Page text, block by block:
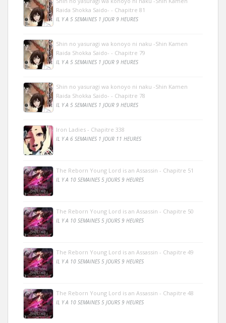
Raida Shokka Saido- - Chapitre 81
IL Y A 5 SEMAINES 1 JOUR 9 HEURES
Shin no yasuragi wa konoyo ni naku -Shin Kamen
Raida Shokka Saido- - Chapitre 79
IL Y A 5 SEMAINES 1 JOUR 9 HEURES
Shin no yasuragi wa konoyo ni naku -Shin Kamen
Raida Shokka Saido- - Chapitre 78
IL Y A 5 SEMAINES 1 JOUR 9 HEURES
Iron Ladies - Chapitre 338
IL Y A 6 SEMAINES 1 JOUR 11 HEURES
The Reborn Young Lord is an Assassin - Chapitre 51
IL Y A 10 SEMAINES 5 JOURS 9 HEURES
The Reborn Young Lord is an Assassin - Chapitre 50
IL Y A 10 SEMAINES 5 JOURS 9 HEURES
The Reborn Young Lord is an Assassin - Chapitre 49
IL Y A 10 SEMAINES 5 JOURS 9 HEURES
The Reborn Young Lord is an Assassin - Chapitre 48
IL Y A 10 SEMAINES 5 JOURS 9 HEURES